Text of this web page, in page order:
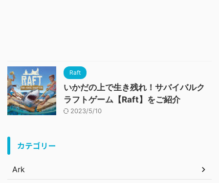
Raft
いかだの上で生き残れ！サバイバルク
ラフトゲーム【Raft】をご紹介
2023/5/10
カテゴリー
Ark